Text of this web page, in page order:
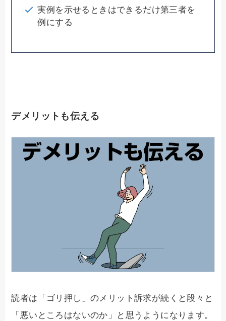
実例を示せるときはできるだけ第三者を
例にする
デメリットも伝える
読者は「ゴリ押し」のメリット訴求が続くと段々と
「悪いところはないのか」と思うようになります。